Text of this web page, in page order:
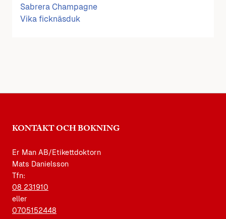
Sabrera Champagne
Vika ficknäsduk
KONTAKT OCH BOKNING
Er Man AB/Etikettdoktorn
Mats Danielsson
Tfn:
08 231910
eller
0705152448